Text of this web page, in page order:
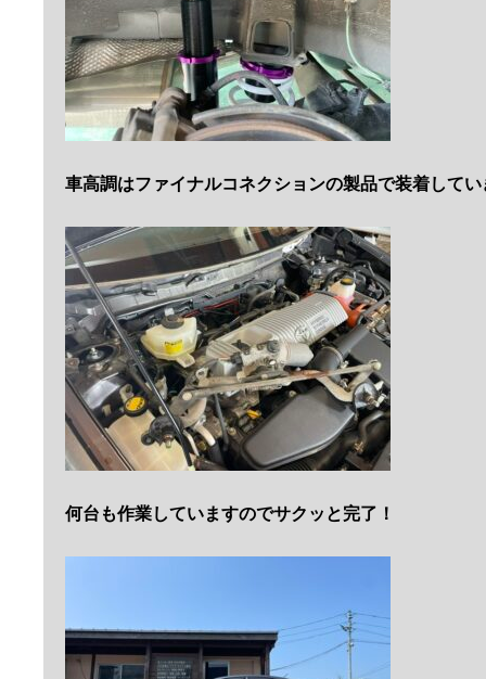
車高調はファイナルコネクションの製品で装着してい
何台も作業していますのでサクッと完了！